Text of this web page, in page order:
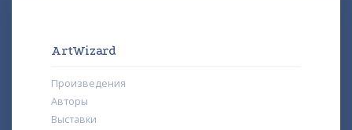
ArtWizard
Произведения
Авторы
Выставки